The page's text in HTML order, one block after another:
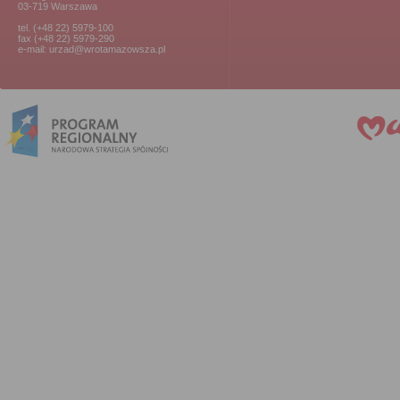
03-719 Warszawa
tel. (+48 22) 5979-100
fax (+48 22) 5979-290
e-mail: urzad@wrotamazowsza.pl